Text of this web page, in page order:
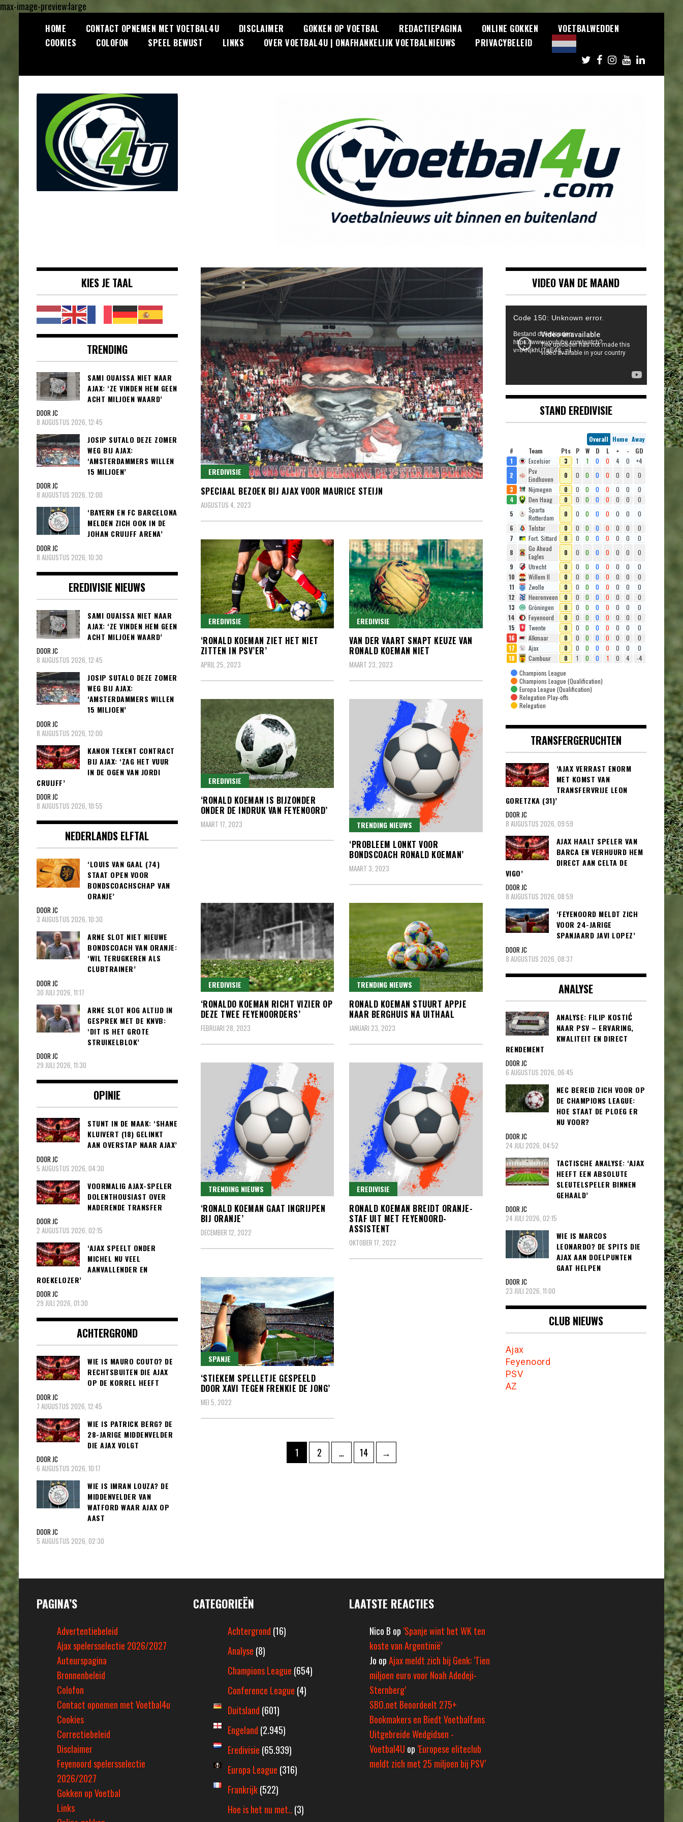
max-image-preview:large
HOME CONTACT OPNEMEN MET VOETBAL4U DISCLAIMER GOKKEN OP VOETBAL REDACTIEPAGINA ONLINE GOKKEN
VOETBALWEDDEN
COOKIES
COLOFON SPEEL BEWUST LINKS OVER VOETBAL4U | ONAFHANKELIJK VOETBALNIEUWS PRIVACYBELEID
Eredivisie &
Internationaal
voetbal |
EREDIVISIE
SPECIAAL BEZOEK BIJ AJAX VOOR MAURICE STEIJN
AUGUSTUS 4, 2023
EREDIVISIE
‘RONALD KOEMAN ZIET HET NIET
ZITTEN IN PSV’ER’
APRIL 25, 2023
EREDIVISIE
VAN DER VAART SNAPT KEUZE VAN
RONALD KOEMAN NIET
MAART 23, 2023
EREDIVISIE
‘RONALD KOEMAN IS BIJZONDER
ONDER DE INDRUK VAN FEYENOORD’
MAART 17, 2023 TRENDING NIEUWS
‘PROBLEEM LONKT VOOR
BONDSCOACH RONALD KOEMAN’
MAART 3, 2023
EREDIVISIE
‘RONALDO KOEMAN RICHT VIZIER OP
DEZE TWEE FEYENOORDERS’
FEBRUARI 28, 2023
TRENDING NIEUWS
RONALD KOEMAN STUURT APPJE
NAAR BERGHUIS NA UITHAAL
JANUARI 23, 2023
TRENDING NIEUWS
‘RONALD KOEMAN GAAT INGRIJPEN
BIJ ORANJE’
DECEMBER 12, 2022
EREDIVISIE
RONALD KOEMAN BREIDT ORANJE-
STAF UIT MET FEYENOORD-
ASSISTENT
OKTOBER 17, 2022
SPANJE
‘STIEKEM SPELLETJE GESPEELD
DOOR XAVI TEGEN FRENKIE DE JONG’
MEI 5, 2022
Pagina
1 Pagina
2 … Pagina
14 →
KIES JE TAAL
TRENDING
SAMI OUAISSA NIET NAAR
AJAX: ‘ZE VINDEN HEM GEEN
ACHT MILJOEN WAARD’
DOOR JC
8 AUGUSTUS 2026, 12:45
JOSIP SUTALO DEZE ZOMER
WEG BIJ AJAX:
‘AMSTERDAMMERS WILLEN
15 MILJOEN’
DOOR JC
8 AUGUSTUS 2026, 12:00
‘BAYERN EN FC BARCELONA
MELDEN ZICH OOK IN DE
JOHAN CRUIJFF ARENA’
DOOR JC
8 AUGUSTUS 2026, 10:30
EREDIVISIE NIEUWS
SAMI OUAISSA NIET NAAR
AJAX: ‘ZE VINDEN HEM GEEN
ACHT MILJOEN WAARD’
DOOR JC
8 AUGUSTUS 2026, 12:45
JOSIP SUTALO DEZE ZOMER
WEG BIJ AJAX:
‘AMSTERDAMMERS WILLEN
15 MILJOEN’
DOOR JC
8 AUGUSTUS 2026, 12:00
KANON TEKENT CONTRACT
BIJ AJAX: ‘ZAG HET VUUR
IN DE OGEN VAN JORDI
CRUIJFF’
DOOR JC
8 AUGUSTUS 2026, 10:55
NEDERLANDS ELFTAL
‘LOUIS VAN GAAL (74)
STAAT OPEN VOOR
BONDSCOACHSCHAP VAN
ORANJE’
DOOR JC
3 AUGUSTUS 2026, 10:30
ARNE SLOT NIET NIEUWE
BONDSCOACH VAN ORANJE:
‘WIL TERUGKEREN ALS
CLUBTRAINER’
DOOR JC
30 JULI 2026, 11:17
ARNE SLOT NOG ALTIJD IN
GESPREK MET DE KNVB:
‘DIT IS HET GROTE
STRUIKELBLOK’
DOOR JC
29 JULI 2026, 11:30
OPINIE
STUNT IN DE MAAK: ‘SHANE
KLUIVERT (18) GELINKT
AAN OVERSTAP NAAR AJAX’
DOOR JC
5 AUGUSTUS 2026, 04:30
VOORMALIG AJAX-SPELER
DOLENTHOUSIAST OVER
NADERENDE TRANSFER
DOOR JC
2 AUGUSTUS 2026, 02:15
‘AJAX SPEELT ONDER
MICHEL NU VEEL
AANVALLENDER EN
ROEKELOZER’
DOOR JC
29 JULI 2026, 01:30
ACHTERGROND
WIE IS MAURO COUTO? DE
RECHTSBUITEN DIE AJAX
OP DE KORREL HEEFT
DOOR JC
7 AUGUSTUS 2026, 12:45
WIE IS PATRICK BERG? DE
28-JARIGE MIDDENVELDER
DIE AJAX VOLGT
DOOR JC
6 AUGUSTUS 2026, 10:17
WIE IS IMRAN LOUZA? DE
MIDDENVELDER VAN
WATFORD WAAR AJAX OP
AAST
DOOR JC
5 AUGUSTUS 2026, 02:30
VIDEO VAN DE MAAND
Code 150: Unknown error.
Bestand downloaden:
https://www.youtube.com/watch?
v=iANjkhUTqE4&_=1
STAND EREDIVISIE
Overall Home Away
#
Team Pts P W D L + -
GD
1
Excelsior 3 1 1 0 0 4 0
+4
2
Psv
Eindhoven
0 0 0 0 0 0 0
0
3
Nijmegen 0 0 0 0 0 0 0
0
4
Den Haag 0 0 0 0 0 0 0
0
5
Sparta
Rotterdam
0 0 0 0 0 0 0
0
6
Telstar 0 0 0 0 0 0 0
0
7
Fort. Sittard 0 0 0 0 0 0 0
0
8
Go Ahead
Eagles
0 0 0 0 0 0 0
0
9
Utrecht 0 0 0 0 0 0 0
0
10
Willem II 0 0 0 0 0 0 0
0
11
Zwolle 0 0 0 0 0 0 0
0
12
Heerenveen 0 0 0 0 0 0 0
0
13
Gröningen 0 0 0 0 0 0 0
0
14
Feyenoord 0 0 0 0 0 0 0
0
15
Twente 0 0 0 0 0 0 0
0
16
Alkmaar 0 0 0 0 0 0 0
0
17
Ajax 0 0 0 0 0 0 0
0
18
Cambuur 0 1 0 0 1 0 4
-4
Champions League
Champions League (Qualification)
Europa League (Qualification)
Relegation Play-offs
Relegation
TRANSFERGERUCHTEN
‘AJAX VERRAST ENORM
MET KOMST VAN
TRANSFERVRIJE LEON
GORETZKA (31)’
DOOR JC
8 AUGUSTUS 2026, 09:59
AJAX HAALT SPELER VAN
BARCA EN VERHUURD HEM
DIRECT AAN CELTA DE
VIGO’
DOOR JC
8 AUGUSTUS 2026, 08:59
‘FEYENOORD MELDT ZICH
VOOR 24-JARIGE
SPANJAARD JAVI LOPEZ’
DOOR JC
8 AUGUSTUS 2026, 08:37
ANALYSE
ANALYSE: FILIP KOSTIĆ
NAAR PSV – ERVARING,
KWALITEIT EN DIRECT
RENDEMENT
DOOR JC
6 AUGUSTUS 2026, 06:45
NEC BEREID ZICH VOOR OP
DE CHAMPIONS LEAGUE:
HOE STAAT DE PLOEG ER
NU VOOR?
DOOR JC
24 JULI 2026, 04:52
TACTISCHE ANALYSE: ‘AJAX
HEEFT EEN ABSOLUTE
SLEUTELSPELER BINNEN
GEHAALD’
DOOR JC
24 JULI 2026, 02:15
WIE IS MARCOS
LEONARDO? DE SPITS DIE
AJAX AAN DOELPUNTEN
GAAT HELPEN
DOOR JC
23 JULI 2026, 11:00
CLUB NIEUWS
Ajax
Feyenoord
PSV
AZ
PAGINA’S
Advertentiebeleid
Ajax spelersselectie 2026/2027
Auteurspagina
Bronnenbeleid
Colofon
Contact opnemen met Voetbal4u
Cookies
Correctiebeleid
Disclaimer
Feyenoord spelersselectie
2026/2027
Gokken op Voetbal
Links
CATEGORIEËN
Achtergrond (16)
Analyse (8)
Champions League (654)
Conference League (4)
Duitsland (601)
Engeland (2.945)
Eredivisie (65.939)
Europa League (316)
Frankrijk(522)
Hoe is het nu met.. (3)
LAATSTE REACTIES
Nico B op ‘Spanje wint het WK ten
koste van Argentinië’
Jo opAjax meldt zich bij Genk: ‘Tien
miljoen euro voor Noah Adedeji-
Sternberg’
SBO.net Beoordeelt 275+
Bookmakers en Biedt Voetbalfans
Uitgebreide Wedgidsen -
Voetbal4U op ‘Europese eliteclub
meldt zich met 25 miljoen bij PSV’